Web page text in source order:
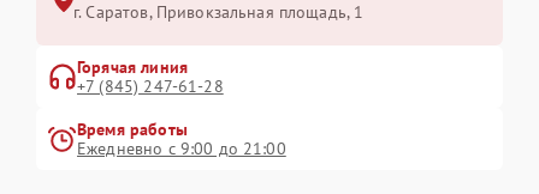
г. Саратов, Привокзальная площадь, 1
Горячая линия
+7 (845) 247-61-28
Время работы
Ежедневно с 9:00 до 21:00